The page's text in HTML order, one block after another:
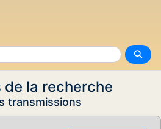
de la recherche
transmissions